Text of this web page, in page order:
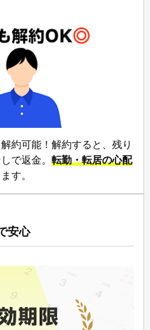
約可能！⁠解約すると、残り
で返金。 ⁠転勤・転居の心配
す。
安心